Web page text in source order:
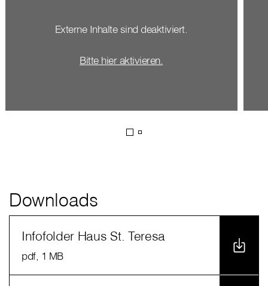
Externe Inhalte sind deaktiviert.
Bitte hier aktivieren.
Downloads
Infofolder Haus St. Teresa
pdf, 1 MB